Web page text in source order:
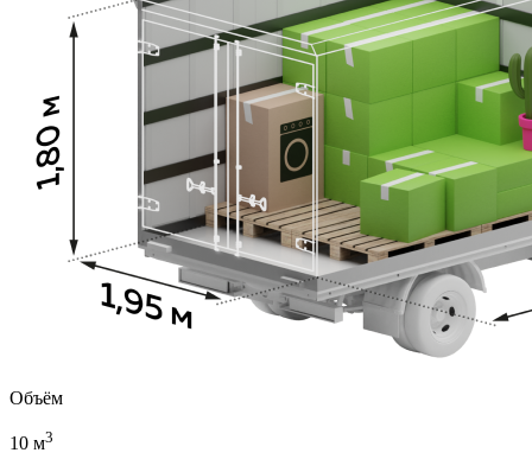
Объём
10 м3